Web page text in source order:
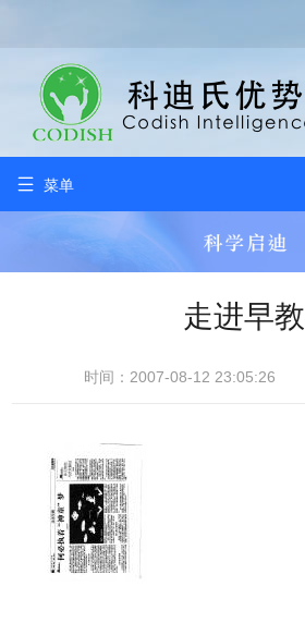
 菜单
走进早教
时间：2007-08-12 23:05:26